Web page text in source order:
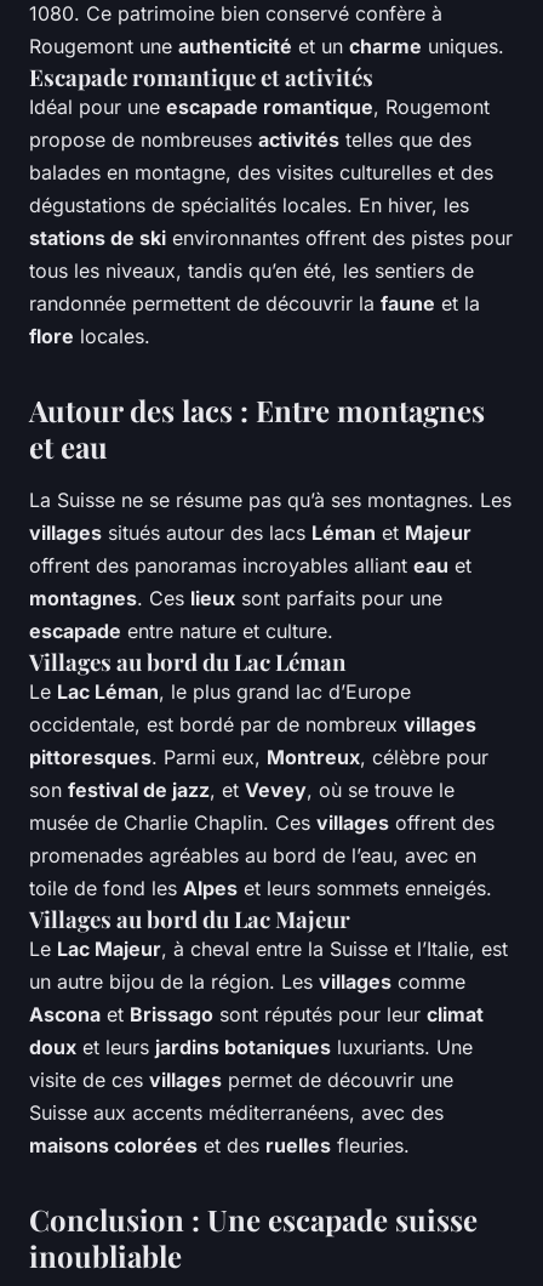
1080. Ce patrimoine bien conservé confère à
Rougemont une authenticité et un charme uniques.
Escapade romantique et activités
Idéal pour une escapade romantique, Rougemont
propose de nombreuses activités telles que des
balades en montagne, des visites culturelles et des
dégustations de spécialités locales. En hiver, les
stations de ski environnantes offrent des pistes pour
tous les niveaux, tandis qu’en été, les sentiers de
randonnée permettent de découvrir la faune et la
flore locales.
Autour des lacs : Entre montagnes
et eau
La Suisse ne se résume pas qu’à ses montagnes. Les
villages situés autour des lacs Léman et Majeur
offrent des panoramas incroyables alliant eau et
montagnes. Ces lieux sont parfaits pour une
escapade entre nature et culture.
Villages au bord du Lac Léman
Le Lac Léman, le plus grand lac d’Europe
occidentale, est bordé par de nombreux villages
pittoresques. Parmi eux, Montreux, célèbre pour
son festival de jazz, et Vevey, où se trouve le
musée de Charlie Chaplin. Ces villages offrent des
promenades agréables au bord de l’eau, avec en
toile de fond les Alpes et leurs sommets enneigés.
Villages au bord du Lac Majeur
Le Lac Majeur, à cheval entre la Suisse et l’Italie, est
un autre bijou de la région. Les villages comme
Ascona et Brissago sont réputés pour leur climat
doux et leurs jardins botaniques luxuriants. Une
visite de ces villages permet de découvrir une
Suisse aux accents méditerranéens, avec des
maisons colorées et des ruelles fleuries.
Conclusion : Une escapade suisse
inoubliable